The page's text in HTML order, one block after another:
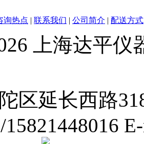
询热点 | 联系我们 | 公司简介 | 配送方式
上海达平
区延长西路
15821448016